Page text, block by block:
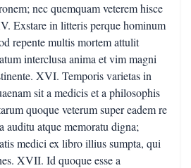
nec quemquam veterem hisce
Exstare in litteris perque hominum
repente multis mortem attulit
interclusa anima et vim magni
XVI. Temporis varietas in
sit a medicis et a philosophis
quoque veterum super eadem re
auditu atque memoratu digna;
medici ex libro illius sumpta, qui
XVII. Id quoque esse a